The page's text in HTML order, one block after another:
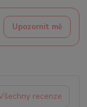
Upozornit mě
recenze